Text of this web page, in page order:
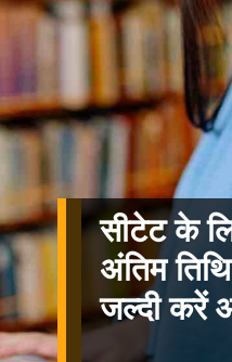
सीटेट के
अंतिम
जल्दी करें